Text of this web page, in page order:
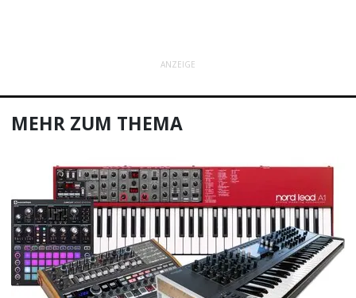
ANZEIGE
MEHR ZUM THEMA